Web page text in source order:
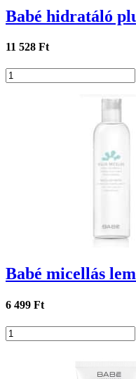
Babé hidratáló
11 528 Ft
Babé micellás
6 499 Ft